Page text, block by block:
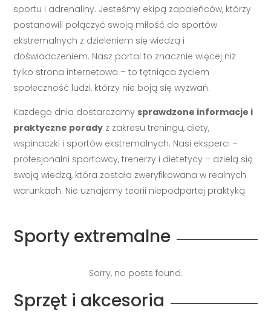
ekstremalnych z dzieleniem się wiedzą i
doświadczeniem. Nasz portal to znacznie więcej niż
tylko strona internetowa – to tętniąca życiem
społeczność ludzi, którzy nie boją się wyzwań.
Każdego dnia dostarczamy sprawdzone informacje i
praktyczne poradyz zakresu treningu, diety,
wspinaczki i sportów ekstremalnych. Nasi eksperci –
profesjonalni sportowcy, trenerzy i dietetycy – dzielą się
swoją wiedzą, która została zweryfikowana w realnych
warunkach. Nie uznajemy teorii niepodpartej praktyką.
Sporty extremalne
Sorry, no posts found.
Sprzęt i akcesoria